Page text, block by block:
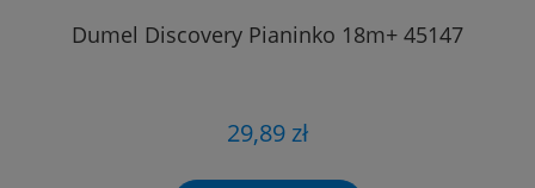
Dumel Discovery Pianinko 18m+ 45147
29,89 zł